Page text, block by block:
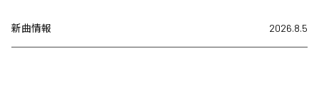
新曲情報 2026.8.5